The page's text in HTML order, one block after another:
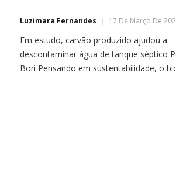
Luzimara Fernandes 17 De Março De
Em estudo, carvão produzido ajudou a
descontaminar água de tanque séptico
Bori Pensando em sustentabilidade, o